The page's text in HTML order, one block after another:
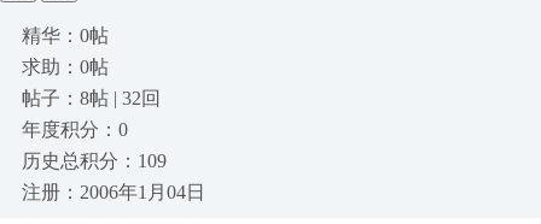
精华：0帖
求助：0帖
帖子：8帖 | 32回
年度积分：0
历史总积分：109
注册：2006年1月04日